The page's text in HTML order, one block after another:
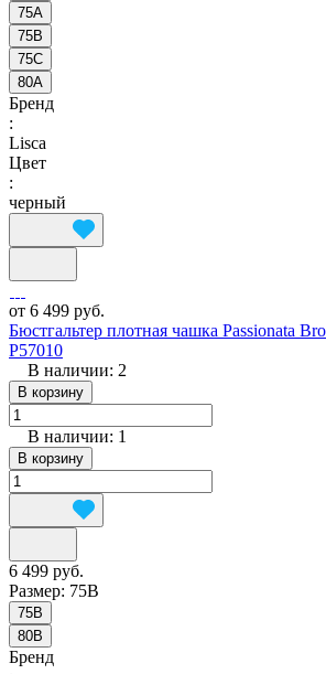
75A
75B
75C
80A
Бренд
:
Lisca
Цвет
:
черный
от 6 499 руб.
Бюстгальтер плотная чашка Passionata
P57010
В наличии: 2
В корзину
В наличии: 1
В корзину
6 499 руб.
Размер: 75B
75B
80B
Бренд